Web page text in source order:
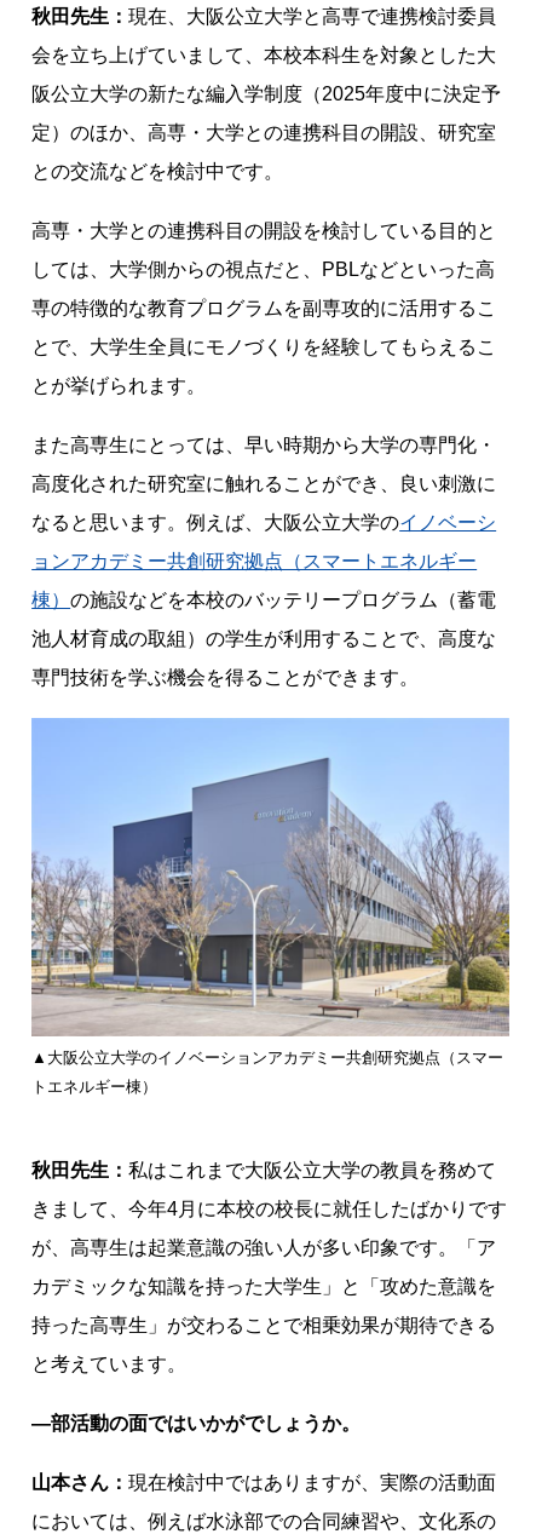
秋田先生：現在、大阪公立大学と高専で連携検討委員
会を立ち上げていまして、本校本科生を対象とした大
阪公立大学の新たな編入学制度（2025年度中に決定予
定）のほか、高専・大学との連携科目の開設、研究室
との交流などを検討中です。
高専・大学との連携科目の開設を検討している目的と
しては、大学側からの視点だと、PBLなどといった高
専の特徴的な教育プログラムを副専攻的に活用するこ
とで、大学生全員にモノづくりを経験してもらえるこ
とが挙げられます。
また高専生にとっては、早い時期から大学の専門化・
高度化された研究室に触れることができ、良い刺激に
なると思います。例えば、大阪公立大学のイノベーシ
ョンアカデミー共創研究拠点（スマートエネルギー
棟）の施設などを本校のバッテリープログラム（蓄電
池人材育成の取組）の学生が利用することで、高度な
専門技術を学ぶ機会を得ることができます。
▲大阪公立大学のイノベーションアカデミー共創研究拠点（スマー
トエネルギー棟）
秋田先生：私はこれまで大阪公立大学の教員を務めて
きまして、今年4月に本校の校長に就任したばかりです
が、高専生は起業意識の強い人が多い印象です。「ア
カデミックな知識を持った大学生」と「攻めた意識を
持った高専生」が交わることで相乗効果が期待できる
と考えています。
―部活動の面ではいかがでしょうか。
山本さん：現在検討中ではありますが、実際の活動面
においては、例えば水泳部での合同練習や、文化系の